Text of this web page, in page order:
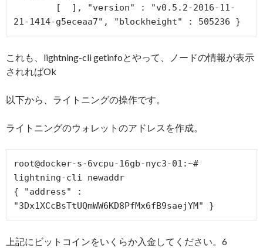
これも、lightning-cli getinfoとやって、ノードの情報が表示
されればOk
以下から、ライトニングの操作です。
ライトニングのウォレットのアドレスを作成。
root@docker-s-6vcpu-16gb-nyc3-01:~#
lightning-cli newaddr
{ "address" :
"3Dx1XCcBsTtUQmWW6KD8PfMx6fB9saejYM" }
上記にビットコインをいくらか入金してください。6